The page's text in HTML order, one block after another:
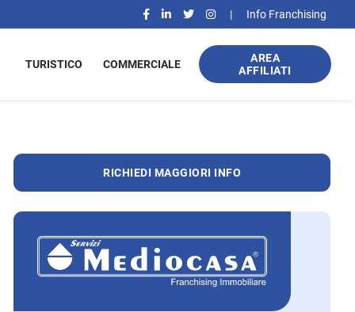
| Info Franchising
TURISTICO COMMERCIALE
AREA
AFFILIATI
RICHIEDI MAGGIORI INFO